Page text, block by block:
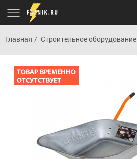
Главная Строительное оборудование